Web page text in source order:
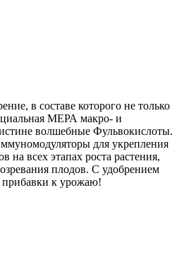
в составе которого не только
МЕРА макро- и
волшебные Фульвокислоты.
для укрепления
на всех этапах роста растения,
плодов. С удобрением
к урожаю!